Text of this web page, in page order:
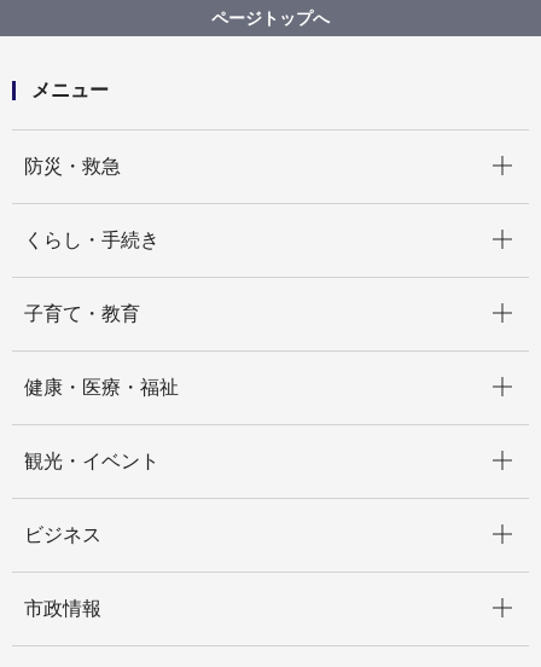
【YOXO BOX】YOXOアクセラレータープログラム
2021参加企業を募集します
ページトップへ
メニュー
防災・救急
くらし・手続き
子育て・教育
健康・医療・福祉
観光・イベント
ビジネス
市政情報